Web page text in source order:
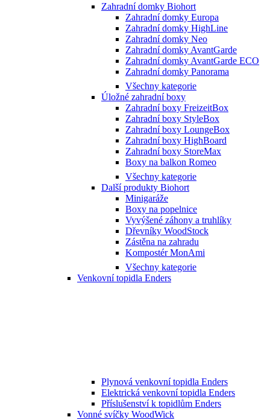
Zahradní domky Biohort
Zahradní domky Europa
Zahradní domky HighLine
Zahradní domky Neo
Zahradní domky AvantGarde
Zahradní domky AvantGarde ECO
Zahradní domky Panorama
Všechny kategorie
Úložné zahradní boxy
Zahradní boxy FreizeitBox
Zahradní boxy StyleBox
Zahradní boxy LoungeBox
Zahradní boxy HighBoard
Zahradní boxy StoreMax
Boxy na balkon Romeo
Všechny kategorie
Další produkty Biohort
Minigaráže
Boxy na popelnice
Vyvýšené záhony a truhlíky
Dřevníky WoodStock
Zástěna na zahradu
Kompostér MonAmi
Všechny kategorie
Venkovní topidla Enders
Plynová venkovní topidla Enders
Elektrická venkovní topidla Enders
Příslušenství k topidlům Enders
Vonné svíčky WoodWick